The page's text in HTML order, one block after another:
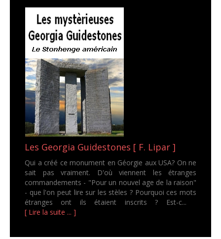
Les Georgia Guidestones [ F. Lipar ]
Qui a créé ce monument en Géorgie aux USA? On ne
sait pas vraiment. D'où viennent les étranges
commandements - "Pour un nouvel age de la raison"
- que l'on peut lire sur les stèles ? Pourquoi ces mots
étranges ont ils étaient inscrits ? Est-c...
[ Lire la suite ... ]